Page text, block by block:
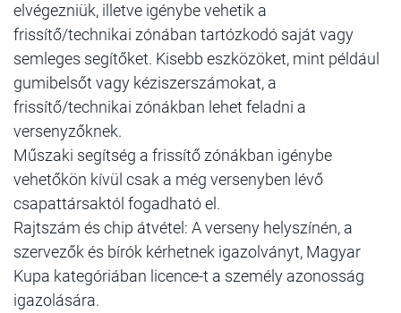
elvégezniük, illetve igénybe vehetik a
frissítő/technikai zónában tartózkodó saját vagy
semleges segítőket. Kisebb eszközöket, mint például
gumibelsőt vagy kéziszerszámokat, a
frissítő/technikai zónákban lehet feladni a
versenyzőknek.
Műszaki segítség a frissítő zónákban igénybe
vehetőkön kívül csak a még versenyben lévő
csapattársaktól fogadható el.
Rajtszám és chip átvétel: A verseny helyszínén, a
szervezők és bírók kérhetnek igazolványt, Magyar
Kupa kategóriában licence-t a személy azonosság
igazolására.